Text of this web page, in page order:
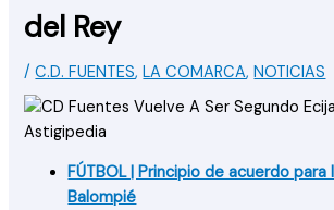
del Rey
/C.D. FUENTES,LA COMARCA,NOTICIAS
FÚTBOL | Principio de acuerdo
Balompié